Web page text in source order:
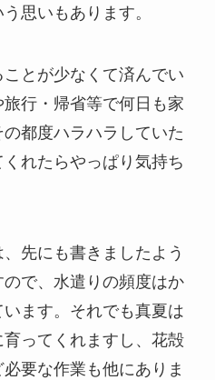
思いもあります。
とが少なくて済んでい
行・帰省等で何日も家
都度ハラハラしていた
れたらやっぱり気持ち
先にも書きましたよう
で、水遣りの頻度はか
ます。それでも真夏は
ってくれますし、花殻
要な作業も他にありま